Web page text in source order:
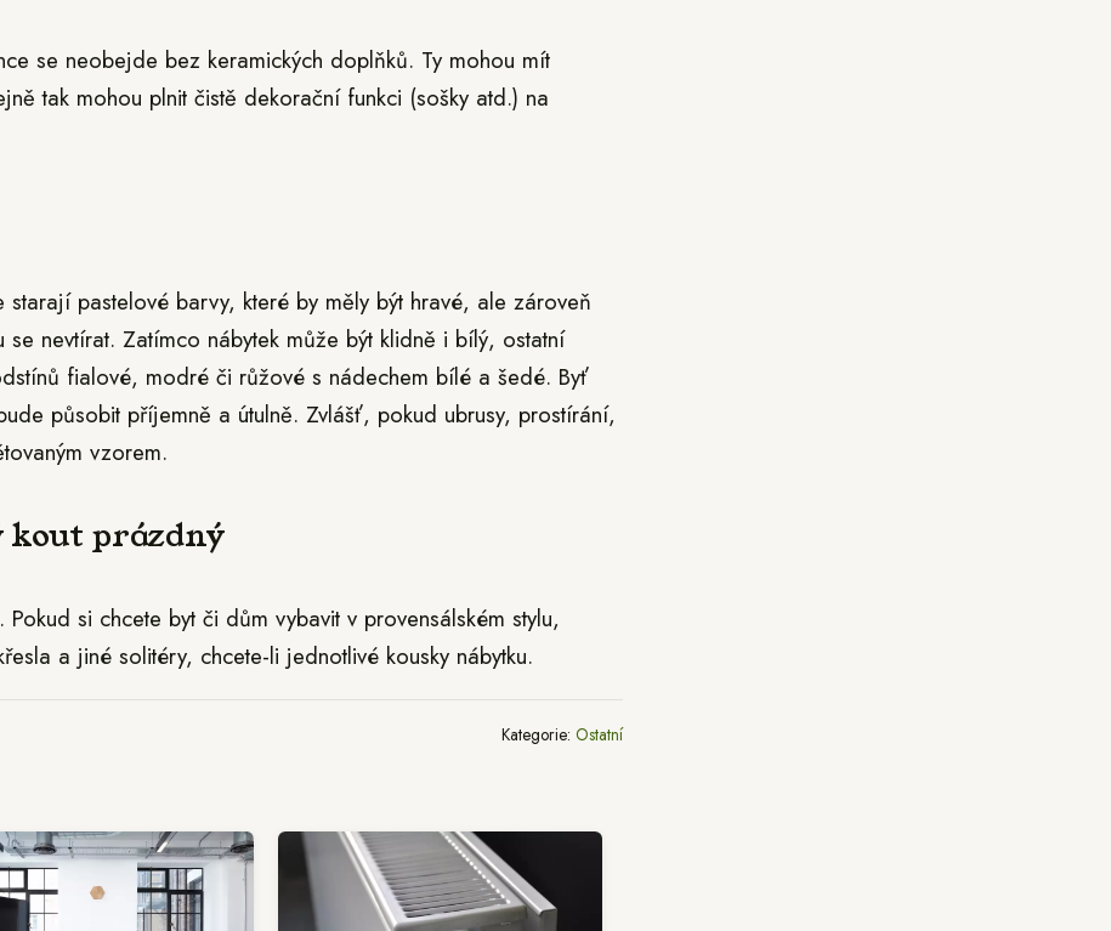
se neobejde bez keramických doplňků. Ty mohou mít
tak mohou plnit čistě dekorační funkci (sošky atd.) na
starají pastelové barvy, které by měly být hravé, ale zároveň
nevtírat. Zatímco nábytek může být klidně i bílý, ostatní
fialové, modré či růžové s nádechem bílé a šedé. Byť
působit příjemně a útulně. Zvlášť, pokud ubrusy, prostírání,
vzorem.
kout prázdný
si chcete byt či dům vybavit v provensálském stylu,
a jiné solitéry, chcete-li jednotlivé kousky nábytku.
Kategorie: Ostatní